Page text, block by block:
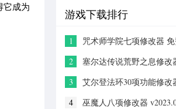
它成为
游戏下载排行
1
咒术师学院七项修改器
2
塞尔达传说荒野之息修改
3
艾尔登法环30项功能修改
4
巫魔人八项修改器